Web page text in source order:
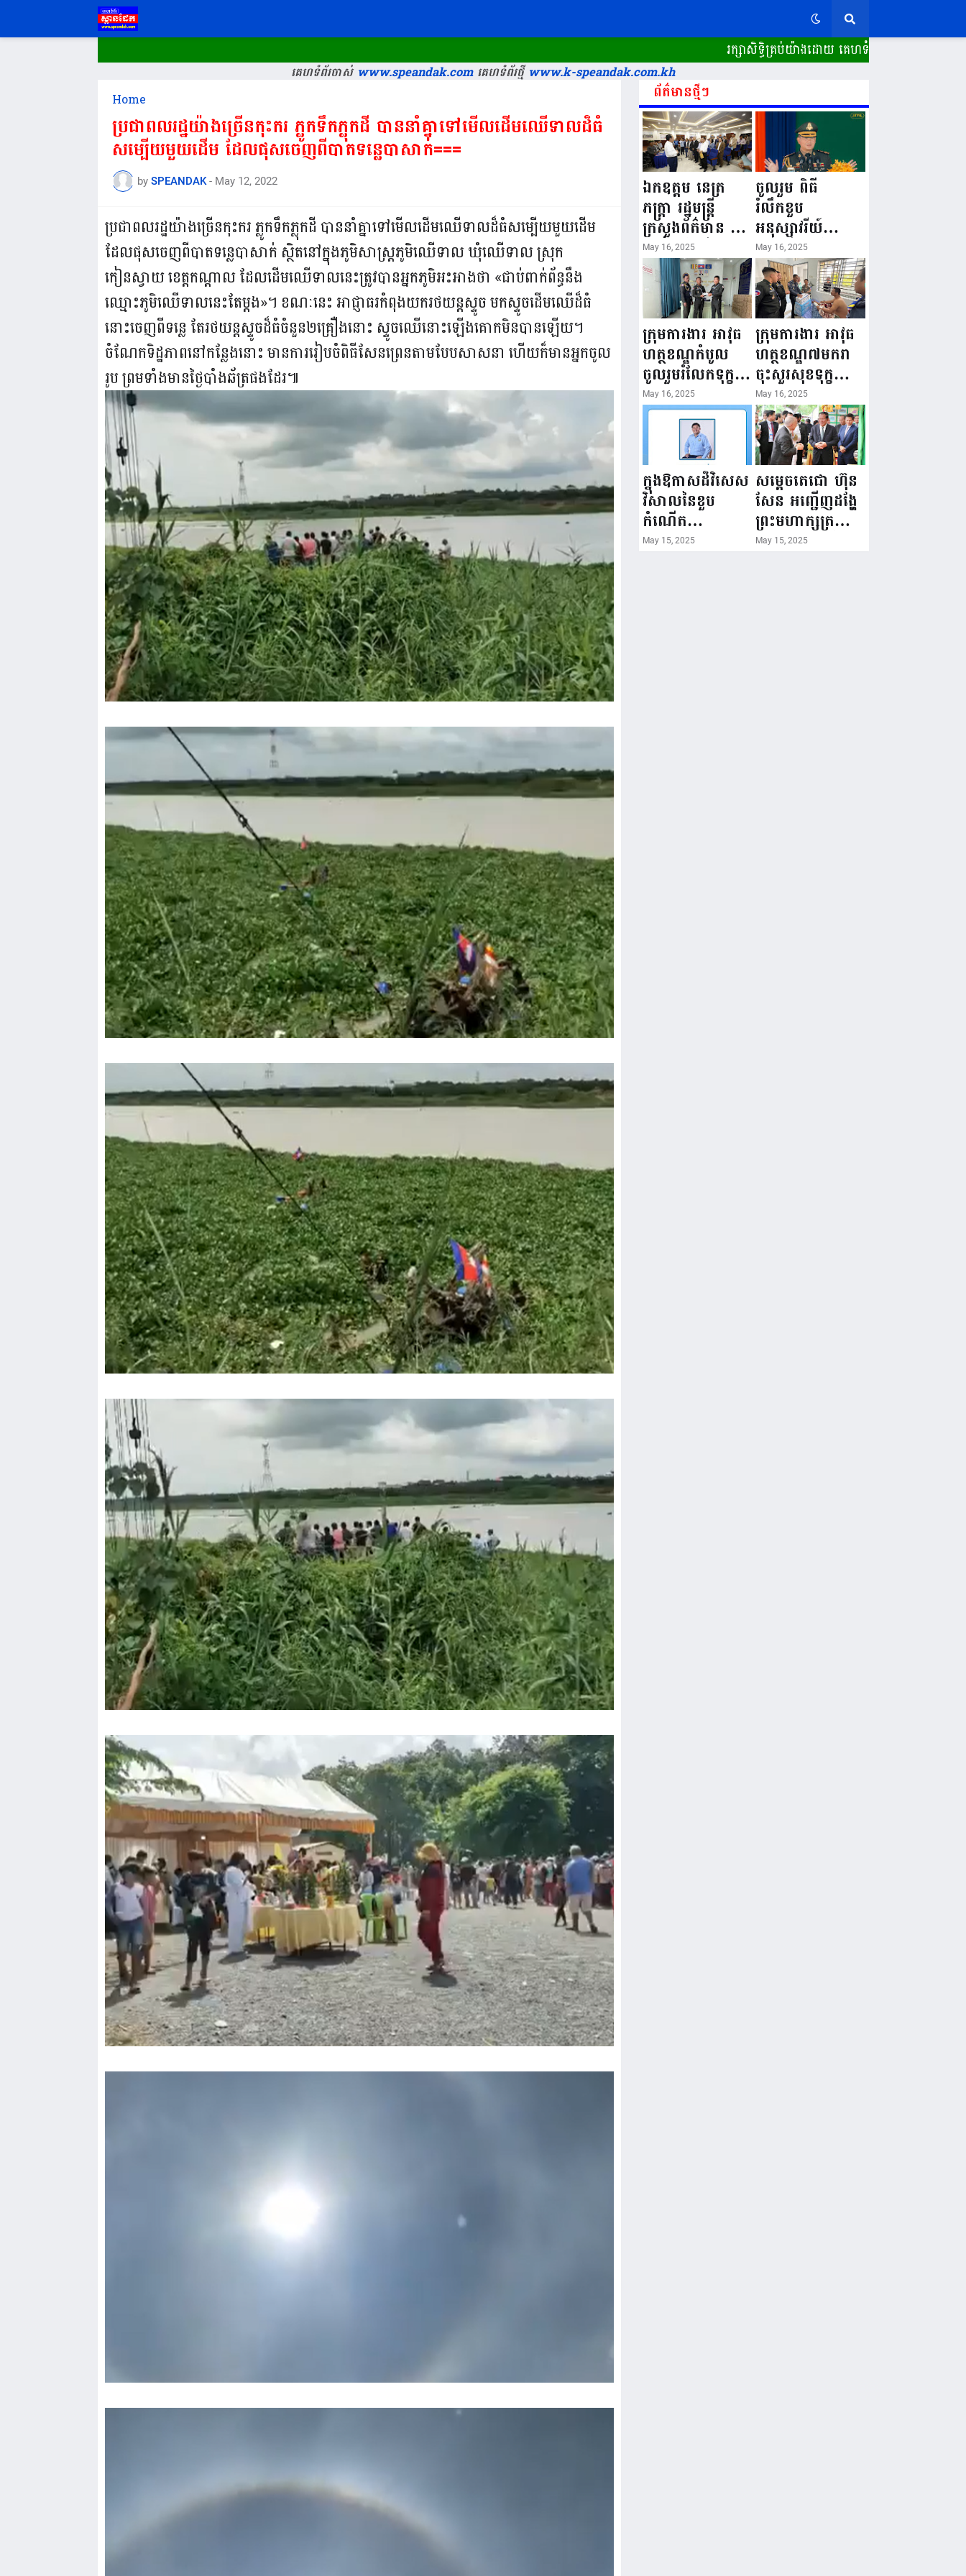
រក្សាសិទ្ធិគ្រប់យ៉ាងដោយ គេហទំព័រ ស្ពានដែក​
គេហទំព័រចាស់www.speandak.comគេហទំព័រថ្មីwww.k-speandak.com.kh
Home
ប្រជាពលរដ្ឋយ៉ាងច្រើនកុះករ ភ្លូកទឹកភ្លុកដី បាននាំគ្នាទៅមើលដើមឈើទាលដ៏ធំ
សម្បើយមួយដើម ដែលផុសចេញពីបាតទន្លេបាសាក់===
by SPEANDAK - May 12, 2022
ប្រជាពលរដ្ឋយ៉ាងច្រើនកុះករ ភ្លូកទឹកភ្លុកដី បាននាំគ្នាទៅមើលដើមឈើទាលដ៏ធំសម្បើយមួយដើម
ដែលផុសចេញពីបាតទន្លេបាសាក់ ស្ថិតនៅក្នុងភូមិសាស្ត្រភូមិឈើទាល ឃុំឈើទាល ស្រុក
កៀនស្វាយ ខេត្តកណ្តាល ដែលដើមឈើទាលនេះត្រូវបានអ្នកភូមិអះអាងថា «ជាប់ពាក់ព័ន្ធនឹង
ឈ្មោះភូមិឈើទាលនេះតែម្តង»។ ខណៈនេះ អាជ្ញាធរកំពុងយករថយន្តស្ទូច មកស្ទូចដើមឈើដ៏ធំ
នោះចេញពីទន្លេ តែរថយន្តស្ទូចដ៏ធំចំនួន២គ្រឿងនោះ ស្ទូចឈើនោះឡើងគោកមិនបានឡើយ។
ចំណែកទិដ្ឋភាពនៅកន្លែងនោះ មានការរៀបចំពិធីសែនព្រេនតាមបែបសាសនា ហើយក៏មានអ្នកចូល
រូប ព្រមទាំងមានថ្ងៃបាំងឆ័ត្រផងដែរ៕
ព័ត៌មានថ្មីៗ
ឯកឧត្តម នេត្រ
ភក្ត្រា រដ្ឋមន្ត្រី
ក្រសួងព័ត៌មាន នៅ
រសៀលថ្ងៃទី១៦ ខែ
ឧសភា
ឆ្នាំ២០២៥នេះ
បានអញ្ជើញចុះធ្វើ
ជំរឿនថ្នាក់ដឹកនាំ
មន្ត្រីរាជការស៉ីវិល
នៃក្រសួងព័ត៌មាន...
May 16, 2025
ចូលរួម ពិធី
រំលឹកខួប
អនុស្សាវរីយ៍
លើកទី៨០ ថ្ងៃ
កំណើតនគរបាល
ជាតិកម្ពុជា “១៦
ឧសភា ១៩៤៥ ~
១៦ ឧសភា
២០២៥”...
May 16, 2025
ក្រុមការងារ អាវុធ
ហត្ថខណ្ឌកំបូល
ចូលរួមរំលែកទុក្ខ
ដល់គ្រួសារ
សមាជិក ដែល
ឪពុកក្មេករបស់
លោកទទួលមរណៈ
ភាព!
May 16, 2025
ក្រុមការងារ អាវុធ
ហត្ថខណ្ឌ៧មករា
ចុះសួរសុខទុក្ខ
សមាជិក ដែលជួប
គ្រោះថ្នាក់
ចរាចរណ៍ កំពុង
សម្រាកព្យាបាល
នៅមន្ទីរពេទ្យ!
May 16, 2025
ក្នុងឱកាសដ៏វិសេស
វិសាលនៃខួប
កំណើត
គម្រប់ខួប៤៤
May 15, 2025
សម្តេចតេជោ ហ៊ុន
សែន អញ្ជើញដង្ហែ
ព្រះមហាក្សត្រ
យាងទតការតាំង
May 15, 2025